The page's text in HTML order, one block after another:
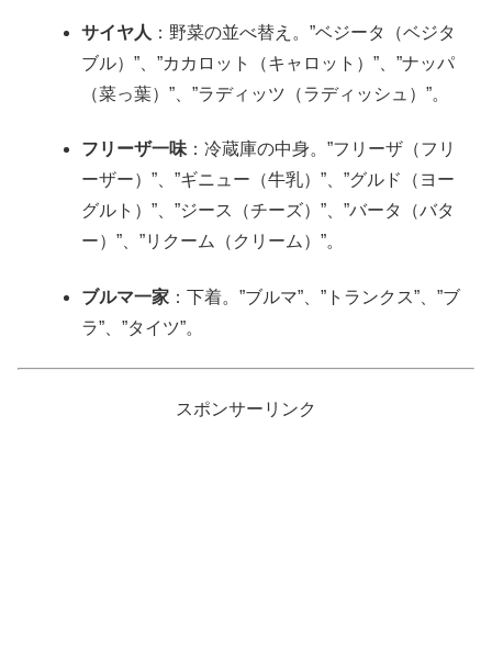
サイヤ人 ：野菜の並べ替え。”ベジータ（ベジタ
ブル）”、”カカロット（キャロット）”、”ナッパ
（菜っ葉）”、”ラディッツ（ラディッシュ）”。
フリーザ一味 ：冷蔵庫の中身。”フリーザ（フリ
ーザー）”、”ギニュー（牛乳）”、”グルド（ヨー
グルト）”、”ジース（チーズ）”、”バータ（バタ
ー）”、”リクーム（クリーム）”。
ブルマ一家 ：下着。”ブルマ”、”トランクス”、”ブ
ラ”、”タイツ”。
スポンサーリンク